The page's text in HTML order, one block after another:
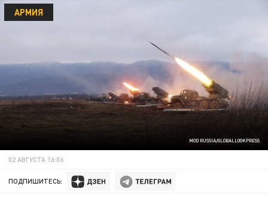
MOD RUSSIA/GLOBALLOOKPRESS
АРМИЯ
02 АВГУСТА 16:06
ПОДПИШИТЕСЬ: